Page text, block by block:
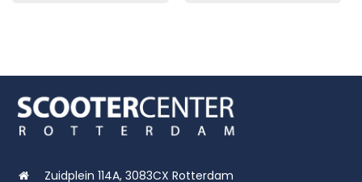
Zuidplein 114A, 3083CX Rotterdam